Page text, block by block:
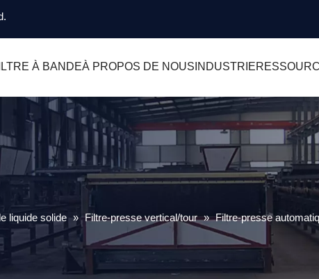
À BANDEÀ PROPOS DE NOUS INDUSTRIE
liquide solide » Filtre-presse vertical/tour » Filtre-presse